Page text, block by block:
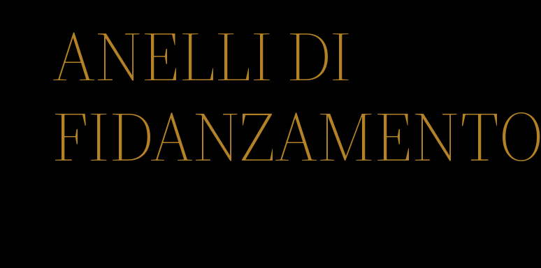
ANELLI DI
FIDANZAMENTO